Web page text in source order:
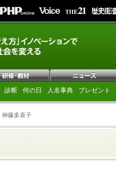
診断 何の日 人名事典 プレゼント
神藤多喜子